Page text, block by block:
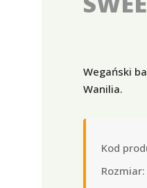
Wegański
Wanilia.
Kod
Rozmiar: